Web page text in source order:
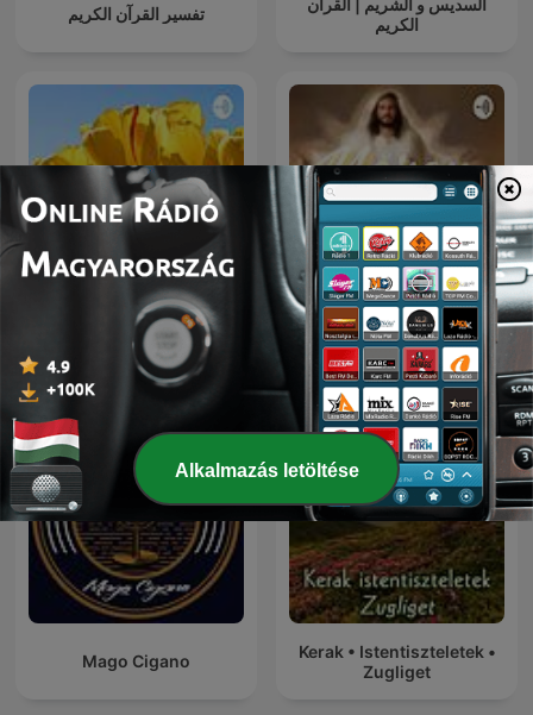
تفسير القرآن الكريم
الكريم
a1 Mercy
Mago Cigano
Kerak • Istentiszteletek •
Zugliget
Alkalmazás letöltése